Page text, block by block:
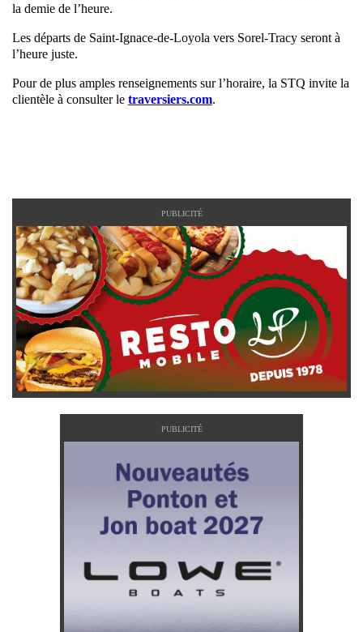
la demie de l’heure.
Les départs de Saint-Ignace-de-Loyola vers Sorel-Tracy seront à
l’heure juste.
Pour de plus amples renseignements sur l’horaire, la STQ invite la
clientèle à consulter le traversiers.com.
PUBLICITÉ
PUBLICITÉ